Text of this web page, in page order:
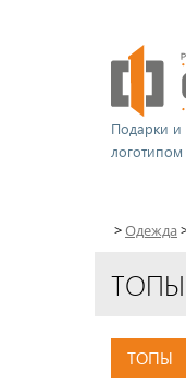
Подарки и
логотипом
>Одежда
ТОПЫ
ТОПЫ